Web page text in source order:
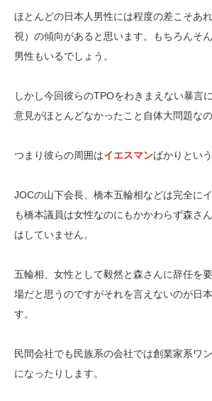
ほとんどの日本人男性には程度の差こそあ
視）の傾向があると思います。もちろんそ
男性もいるでしょう。
しかし今回彼らのTPOをわきまえない暴言
意見がほとんどなかったこと自体大問題なの
つまり彼らの周囲はイエスマンばかりという
JOCの山下会長、橋本五輪相などは完全に
も橋本議員は女性なのにもかかわらず森さ
はしていません。
五輪相、女性として毅然と森さんに辞任を
場だと思うのですがそれを言えないのが日
す。
民間会社でも民族系の会社では創業家系ワ
になったりします。